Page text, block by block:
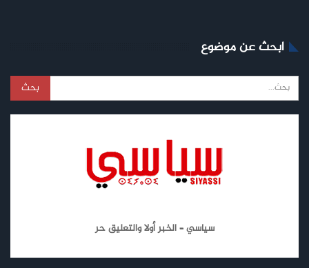
ابحث عن موضوع
سياسي – الخبر أولا والتعليق حر